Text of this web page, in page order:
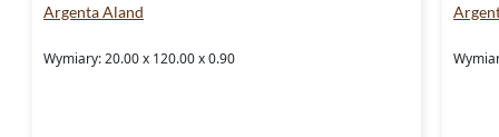
Argenta Aland
Wymiary: 20.00 x 120.00 x 0.90